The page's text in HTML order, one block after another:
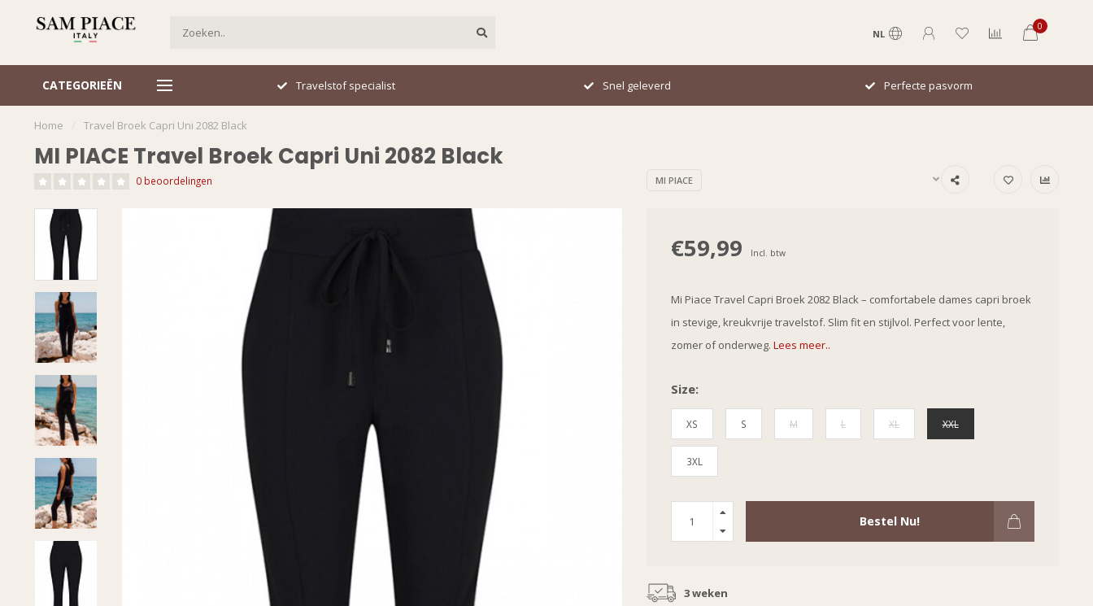
NL
0
CATEGORIEËN
Italiaans design Travelstof specialist Snel geleverd Perfecte pasvorm
Home Travel Broek Capri Uni 2082 Black
MI PIACE Travel Broek Capri Uni 2082 Black
0 beoordelingen MI PIACE
€59,99 Incl. btw
Mi Piace Travel Capri Broek 2082 Black – comfortabele dames capri broek
in stevige, kreukvrije travelstof. Slim fit en stijlvol. Perfect voor lente,
zomer of onderweg. Lees meer..
Size:
XS S M L XL XXL
3XL
Bestel Nu!
3 weken